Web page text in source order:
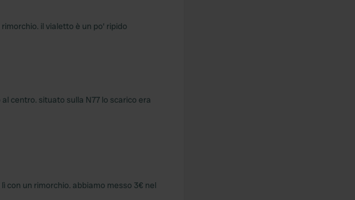
il vialetto è un po' ripido
centro. situato sulla N77 lo scarico era
con un rimorchio. abbiamo messo 3€ nel